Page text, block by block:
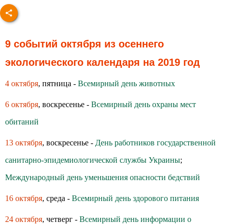
9 событий октября из осеннего
экологического календаря на 2019 год
4 октября, пятница - Всемирный день животных
6 октября, воскресенье - Всемирный день охраны мест
обитаний
13 октября, воскресенье - День работников государственной
санитарно-эпидемиологической службы Украины;
Международный день уменьшения опасности бедствий
16 октября, среда - Всемирный день здoрoвoгo питания
24 октября, четверг - Всемирный день информации о